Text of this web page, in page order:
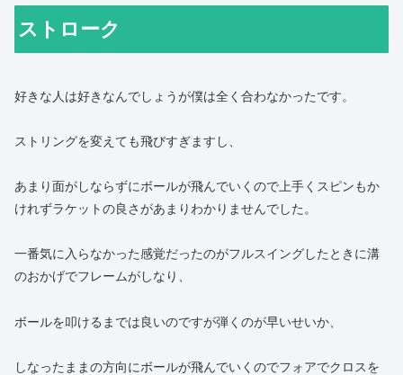
ストローク
好きな人は好きなんでしょうが僕は全く合わなかったです。
ストリングを変えても飛びすぎますし、
あまり面がしならずにボールが飛んでいくので上手くスピンもか
けれずラケットの良さがあまりわかりませんでした。
一番気に入らなかった感覚だったのがフルスイングしたときに溝
のおかげでフレームがしなり、
ボールを叩けるまでは良いのですが弾くのが早いせいか、
しなったままの方向にボールが飛んでいくのでフォアでクロスを